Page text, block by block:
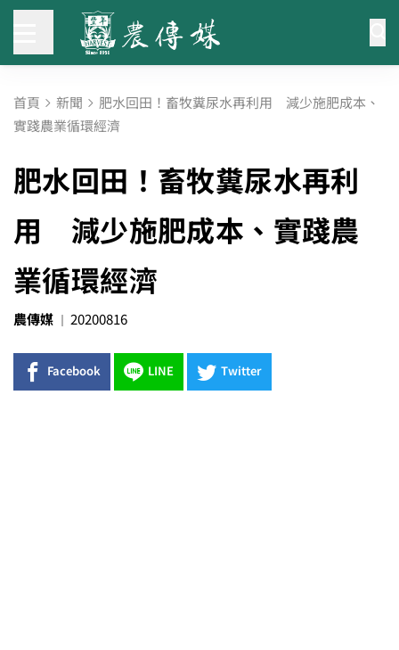
首頁 新聞 肥水回田！畜牧糞尿水再利用 減少施肥成本、
實踐農業循環經濟
肥水回田！畜牧糞尿水再利
用 減少施肥成本、實踐農
業循環經濟
農傳媒 20200816
Facebook LINE Twitter